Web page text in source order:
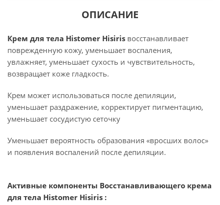
ОПИСАНИЕ
Крем для тела Histomer Hisiris восстанавливает
поврежденную кожу, уменьшает воспаления,
увлажняет, уменьшает сухость и чувствительность,
возвращает коже гладкость.
Крем может использоваться после депиляции,
уменьшает раздражение, корректирует пигментацию,
уменьшает сосудистую сеточку
Уменьшает вероятность образования «вросших волос»
и появления воспалений после депиляции.
Активные компоненты Восстанавливающего крема
для тела Histomer Hisiris :